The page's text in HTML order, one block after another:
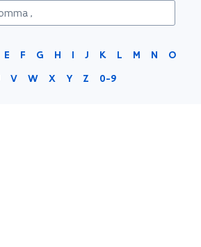
E F G H I J K L M N
O
V W X Y Z 0-9